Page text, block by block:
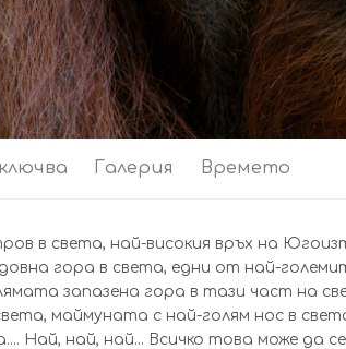
Галерия Времето
в света, най-високия връх на
гора в света, едни от най-
запазена гора в тази част на
маймуната с най-голям нос в
Най, най, най... Всичко това може да се